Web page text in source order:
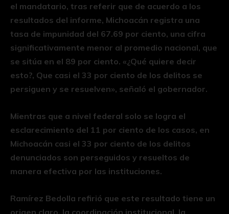
el mandatario, tras referir que de acuerdo a los
resultados del informe, Michoacán registra una
tasa de impunidad del 67.69 por ciento, una cifra
significativamente menor al promedio nacional, que
se sitúa en el 89 por ciento. «¿Qué quiere decir
esto?, Que casi el 33 por ciento de los delitos se
persiguen y se resuelven», señaló el gobernador.
Mientras que a nivel federal solo se logra el
esclarecimiento del 11 por ciento de los casos, en
Michoacán casi el 33 por ciento de los delitos
denunciados son perseguidos y resueltos de
manera efectiva por las instituciones.
Ramírez Bedolla refirió que este resultado tiene un
origen claro, la coordinación institucional, la